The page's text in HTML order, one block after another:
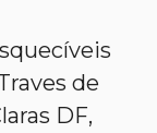
de
DF,